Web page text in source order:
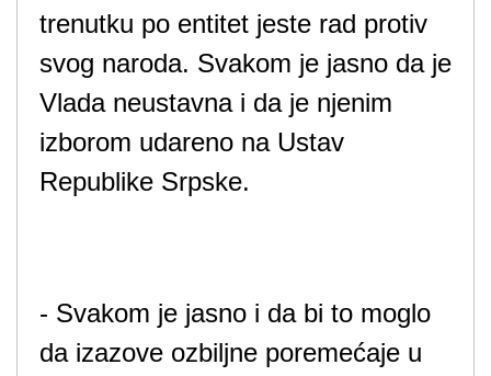
trenutku po entitet jeste rad protiv
svog naroda. Svakom je jasno da je
Vlada neustavna i da je njenim
izborom udareno na Ustav
Republike Srpske.
- Svakom je jasno i da bi to moglo
da izazove ozbiljne poremećaje u